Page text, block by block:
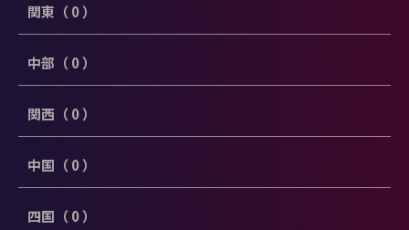
関東（ 0 ）
中部（ 0 ）
関西（ 0 ）
中国（ 0 ）
四国（ 0 ）